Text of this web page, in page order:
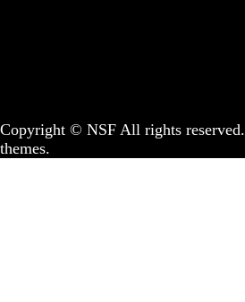
Copyright © NSF All rights reserved.
themes.